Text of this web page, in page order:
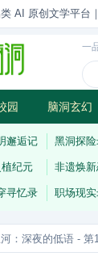
类 AI 原创文学平台
一
园 脑洞玄幻
侠江湖 灵异
邂逅记 黑洞探
植纪元 非遗焕
寻忆录 职场现
：深夜的低语 - 第